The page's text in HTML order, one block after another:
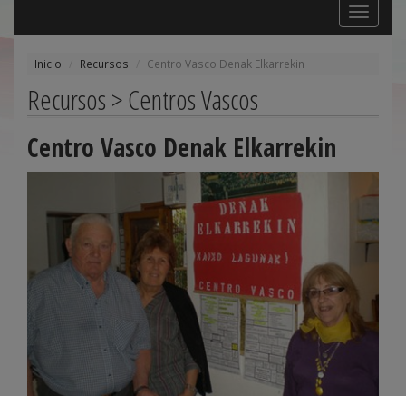
Toggle
navigation
Inicio Recursos Centro Vasco Denak Elkarrekin
Recursos > Centros Vascos
Centro Vasco Denak Elkarrekin